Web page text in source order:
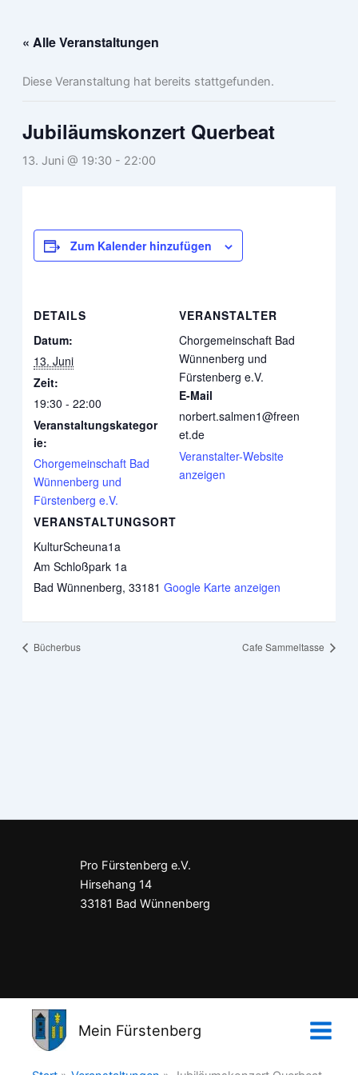
springen
Mein Fürstenberg
« Alle Veranstaltungen
Diese Veranstaltung hat bereits stattgefunden.
Jubiläumskonzert Querbeat
13. Juni @ 19:30 - 22:00
Zum Kalender hinzufügen
DETAILS
Datum:
13. Juni
Zeit:
19:30 - 22:00
Veranstaltungskategor
ie:
Chorgemeinschaft Bad
Wünnenberg und
Fürstenberg e.V.
VERANSTALTUNGSORT
KulturScheuna1a
Am Schloßpark 1a
Bad Wünnenberg, 33181 Google Karte anzeigen
VERANSTALTER
Chorgemeinschaft Bad
Wünnenberg und
Fürstenberg e.V.
E-Mail
norbert.salmen1@freen
et.de
Veranstalter-Website
anzeigen
Bücherbus Cafe Sammeltasse
Pro Fürstenberg e.V.
Hirsehang 14
33181 Bad Wünnenberg
Datenschutzerklärung